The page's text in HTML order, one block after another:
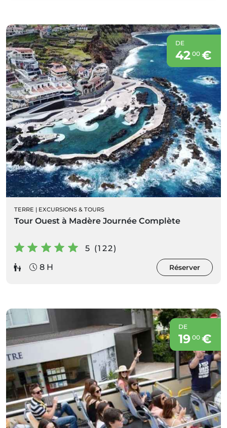
DE
42 00€
TERRE | EXCURSIONS & TOURS
Tour Ouest à Madère Journée Complète
5 (122)
8 H
Réserver
DE
19 00€